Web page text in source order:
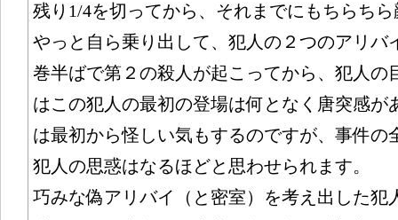
残り1/4を切ってから、それまでにもちらち
やっと自ら乗り出して、犯人の２つのアリバ
巻半ばで第２の殺人が起こってから、犯人の
はこの犯人の最初の登場は何となく唐突感が
は最初から怪しい気もするのですが、事件の
犯人の思惑はなるほどと思わせられます。
巧みな偽アリバイ（と密室）を考え出した犯